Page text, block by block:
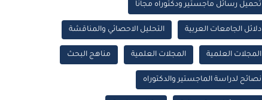
تحميل رسائل ماجستير ودكتوراه مجاناً
دلائل الجامعات العربية التحليل الاحصائي والمناقشة
المجلات العلمية المجلات العلمية مناهج البحث
نصائح لدراسة الماجستير والدكتوراه